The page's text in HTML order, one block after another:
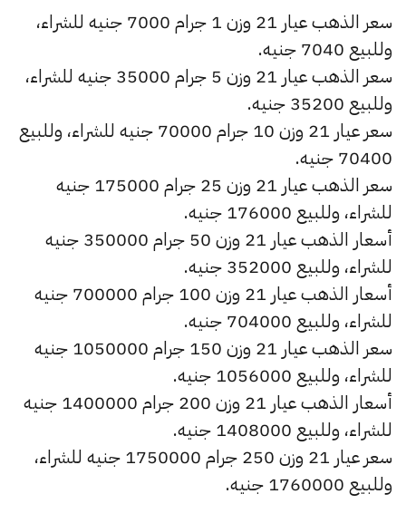
سعر الذهب عيار 21 وزن 1 جرام 7000 جنيه للشراء،
وللبيع 7040 جنيه.
سعر الذهب عيار 21 وزن 5 جرام 35000 جنيه للشراء،
وللبيع 35200 جنيه.
سعر عيار 21 وزن 10 جرام 70000 جنيه للشراء، وللبيع
70400 جنيه.
سعر الذهب عيار 21 وزن 25 جرام 175000 جنيه
للشراء، وللبيع 176000 جنيه.
أسعار الذهب عيار 21 وزن 50 جرام 350000 جنيه
للشراء، وللبيع 352000 جنيه.
أسعار الذهب عيار 21 وزن 100 جرام 700000 جنيه
للشراء، وللبيع 704000 جنيه.
سعر الذهب عيار 21 وزن 150 جرام 1050000 جنيه
للشراء، وللبيع 1056000 جنيه.
أسعار الذهب عيار 21 وزن 200 جرام 1400000 جنيه
للشراء، وللبيع 1408000 جنيه.
سعر عيار 21 وزن 250 جرام 1750000 جنيه للشراء،
وللبيع 1760000 جنيه.